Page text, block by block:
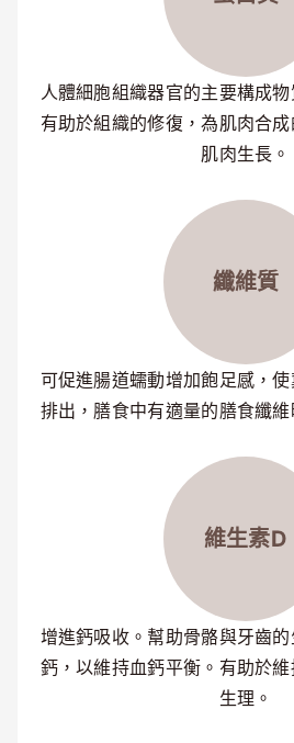
人體細胞組織器官的主要構成物
有助於組織的修復，為肌肉合
肌肉生長。
纖維質
可促進腸道蠕動增加飽足感，
排出，膳食中有適量的膳食纖
維生素D
增進鈣吸收。幫助骨骼與牙齒
鈣，以維持血鈣平衡。有助於
生理。